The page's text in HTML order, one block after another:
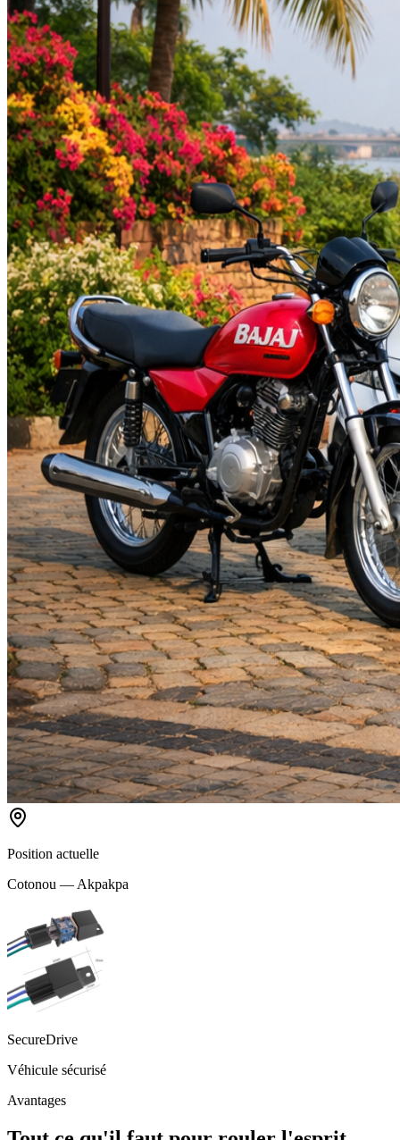
Position actuelle
Cotonou — Akpakpa
SecureDrive
Véhicule sécurisé
Avantages